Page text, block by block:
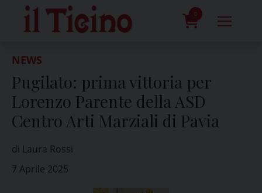
content
0
NEWS
Pugilato: prima vittoria per
Lorenzo Parente della ASD
Centro Arti Marziali di Pavia
di Laura Rossi
7 Aprile 2025